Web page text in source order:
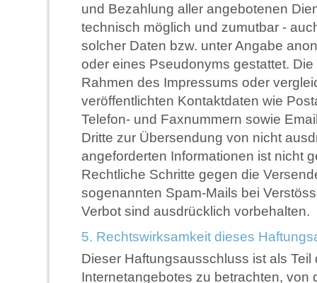
und Bezahlung aller angebotenen
technisch möglich und zumutbar -
solcher Daten bzw. unter Angabe
oder eines Pseudonyms gestattet.
Rahmen des Impressums oder
veröffentlichten Kontaktdaten wie
Telefon- und Faxnummern sowie
Dritte zur Übersendung von nicht
angeforderten Informationen ist nicht
Rechtliche Schritte gegen die
sogenannten Spam-Mails bei
Verbot sind ausdrücklich vorbehalten.
5. Rechtswirksamkeit dieses
Dieser Haftungsausschluss ist als Teil
Internetangebotes zu betrachten, von